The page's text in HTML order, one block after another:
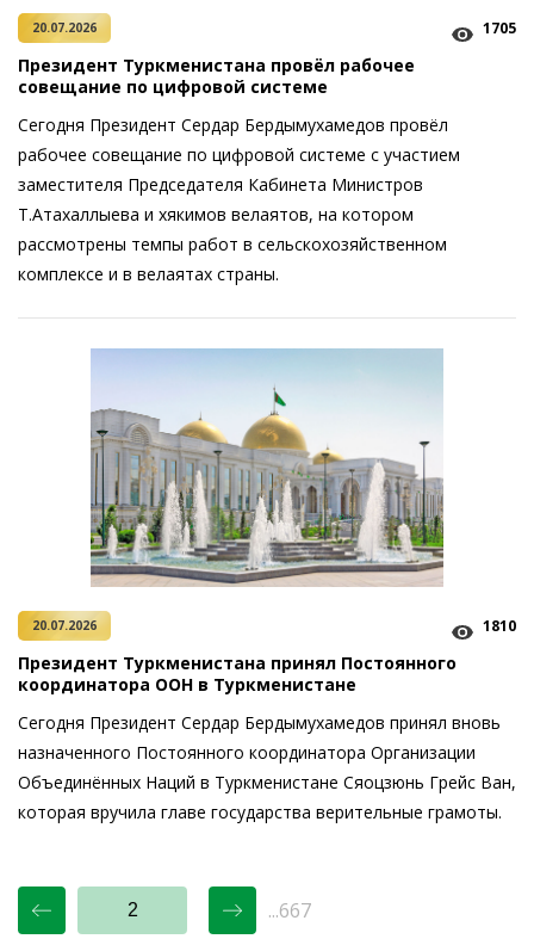
20.07.2026 1705
Президент Туркменистана провёл рабочее
совещание по цифровой системе
Сегодня Президент Сердар Бердымухамедов провёл
рабочее совещание по цифровой системе с участием
заместителя Председателя Кабинета Министров
Т.Атахаллыева и хякимов велаятов, на котором
рассмотрены темпы работ в сельскохозяйственном
комплексе и в велаятах страны.
20.07.2026 1810
Президент Туркменистана принял Постоянного
координатора ООН в Туркменистане
Сегодня Президент Сердар Бердымухамедов принял вновь
назначенного Постоянного координатора Организации
Объединённых Наций в Туркменистане Сяоцзюнь Грейс Ван,
которая вручила главе государства верительные грамоты.
...667